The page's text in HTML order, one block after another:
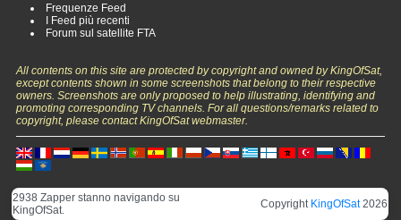
Frequenze Feed
I Feed più recenti
Forum sul satellite FTA
All contents on this site are protected by copyright and owned by KingOfSat,
except contents shown in some screenshots that belong to their respective
owners. Screenshots are only proposed to help illustrating, identifying and
promoting corresponding TV channels. For all questions/remarks related to
copyright, please contact KingOfSat webmaster.
2938 Zapper stanno navigando su
KingOfSat.
Copyright KingOfSat2026